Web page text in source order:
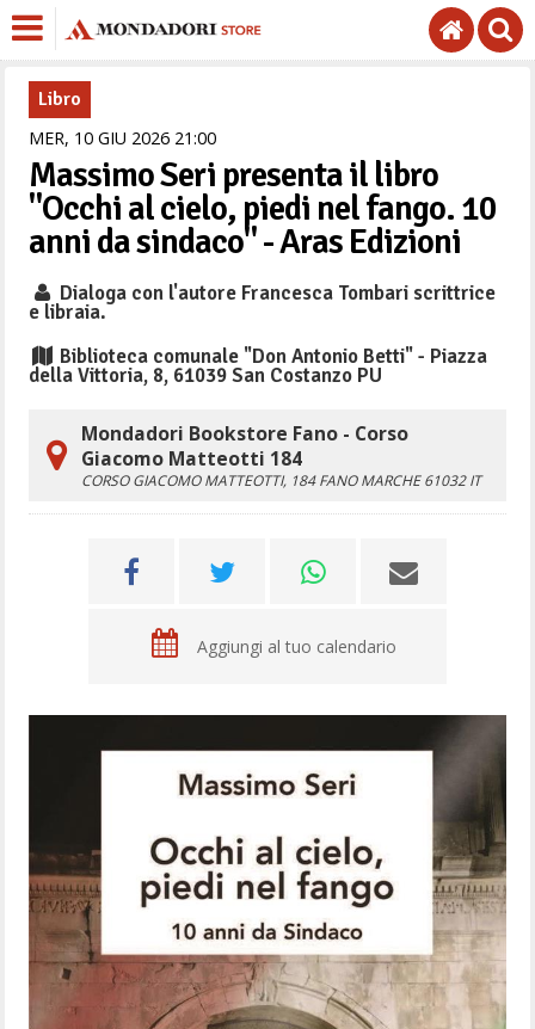
Libro
MER, 10 GIU 2026 2100
Massimo Seri presenta il libro
"Occhi al cielo, piedi nel fango. 10
anni da sindaco" - Aras Edizioni
Dialoga con l'autore Francesca Tombari scrittrice
e libraia.
Biblioteca comunale "Don Antonio Betti" - Piazza
della Vittoria, 8, 61039 San Costanzo PU
Mondadori Bookstore Fano - Corso
Giacomo Matteotti 184
CORSO GIACOMO MATTEOTTI, 184FANO MARCHE 61032 IT
Aggiungi al tuo calendario